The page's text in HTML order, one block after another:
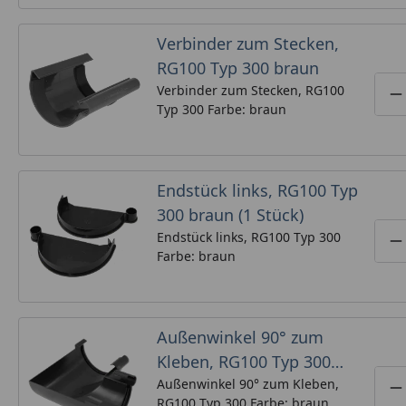
Verbinder zum Stecken,
RG100 Typ 300 braun
Verbinder zum Stecken, RG100
Typ 300 Farbe: braun
Endstück links, RG100 Typ
300 braun (1 Stück)
Endstück links, RG100 Typ 300
Farbe: braun
Außenwinkel 90° zum
Kleben, RG100 Typ 300
braun
Außenwinkel 90° zum Kleben,